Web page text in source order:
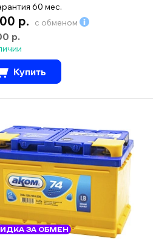
60 мес.
р. с обменом
р.
Купить
ЗА ОБМЕН